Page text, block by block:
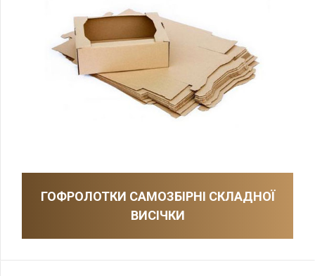
ГОФРОЛОТКИ САМОЗБІРНІ СКЛАДНОЇ
ВИСІЧКИ